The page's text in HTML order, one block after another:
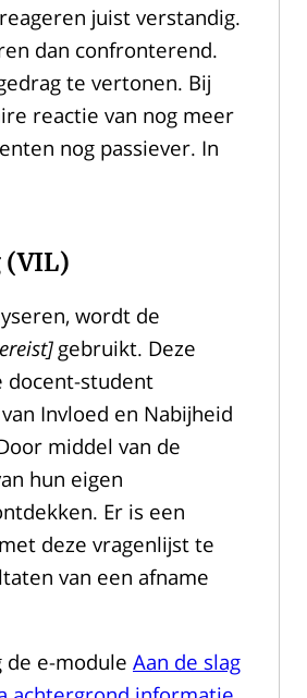
juist verstandig.
dan confronterend.
te vertonen. Bij
reactie van nog meer
nog passiever. In
(VIL)
wordt de
gebruikt. Deze
docent-student
Invloed en Nabijheid
middel van de
hun eigen
Er is een
deze vragenlijst te
van een afname
e-module Aan de slag